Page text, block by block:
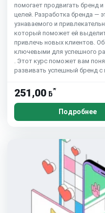
помогает продвигать бренд
целей. Разработка бренда —
узнаваемого и
который поможет ей
привлечь новых клиентов.
ключевыми для успешного
. Этот курс поможет вам
развивать успешный бренд с
251,00 ƃ*
Подробнее